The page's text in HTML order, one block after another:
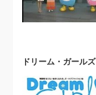
ドリーム・ガールズ